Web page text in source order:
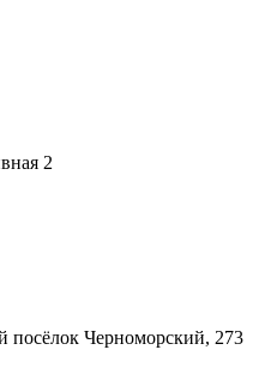
2
посёлок Черноморский, 273